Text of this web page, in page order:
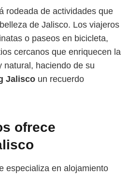
rodeada de actividades que
de Jalisco. Los viajeros
o paseos en bicicleta,
cercanos que enriquecen la
natural, haciendo de su
Jalisco un recuerdo
ofrece
especializa en alojamiento